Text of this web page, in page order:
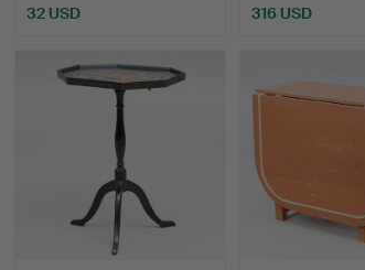
32 USD 316 USD